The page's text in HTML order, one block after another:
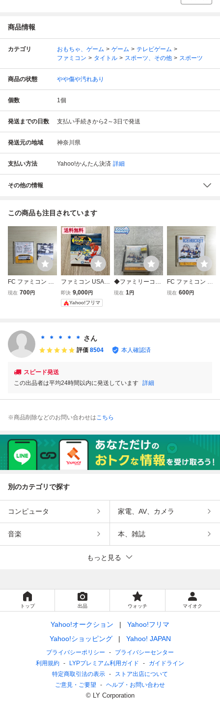
商品情報
カテゴリ おもちゃ、ゲーム ゲーム
テレビゲーム
ファミコン
タイトル スポーツ、その他 スポーツ
商品の状態 やや傷や汚れあり
個数 1個
発送までの日数 支払い手続きから2～3日で発送
発送元の地域 神奈川県
支払い方法 Yahoo!かんたん決済 詳細
その他の情報
この商品も注目されています
FC ファミコン デ
ィスクシステム デ
現在 700円
送料無料
ファミコン USA
アイスホッケー in
FC
即決 9,000円
Yahoo!フリマ
◆ファミリーコン
ピューター/ファミ
現在 1円
FC ファミコン デ
ィスクシステム デ
現在 600円
＊ ＊ ＊ ＊ ＊ さん
評価 8504 本人確認済
スピード発送
この出品者は平均24時間以内に発送しています 詳細
※商品削除などのお問い合わせはこちら
別のカテゴリで探す
コンピュータ 家電、AV、カメラ
音楽 本、雑誌
もっと見る
トップ 出品 ウォッチ マイオク
Yahoo!オークション
Yahoo!フリマ
Yahoo!ショッピング
Yahoo! JAPAN
プライバシーポリシー
プライバシーセンター
利用規約
LYPプレミアム利用ガイド
ガイドライン
特定商取引法の表示
ストア出店について
ご意見・ご要望
ヘルプ・お問い合わせ
© LY Corporation